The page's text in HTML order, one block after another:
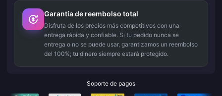
Garantía de reembolso total
Disfruta de los precios más competitivos con una
entrega rápida y confiable. Si tu pedido nunca se
entrega o no se puede usar, garantizamos un reembolso
del 100%; tu dinero siempre estará protegido.
Soporte de pagos